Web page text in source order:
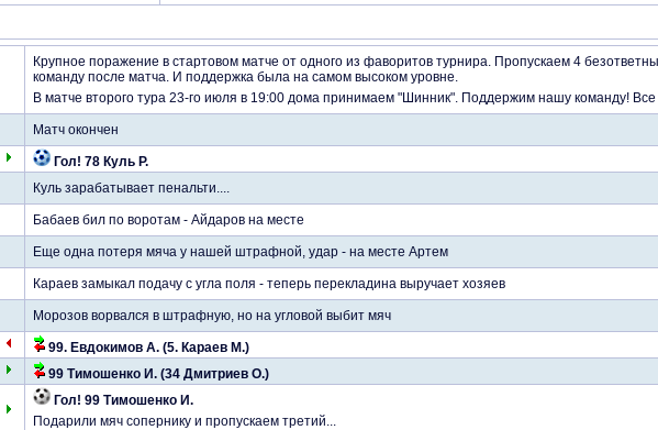
Крупное поражение в стартовом матче от одного из фаворитов турнира. Пропускаем 4
команду после матча. И поддержка была на самом высоком уровне.
В матче второго тура 23-го июля в 19:00 дома принимаем "Шинник". Поддержим нашу команду!
Матч окончен
Гол! 78 Куль Р.
Куль зарабатывает пенальти....
Бабаев бил по воротам - Айдаров на месте
Еще одна потеря мяча у нашей штрафной, удар - на месте Артем
Караев замыкал подачу с угла поля - теперь перекладина выручает хозяев
Морозов ворвался в штрафную, но на угловой выбит мяч
99. Евдокимов А. (5. Караев М.)
99 Тимошенко И. (34 Дмитриев О.)
Гол! 99 Тимошенко И.
Подарили мяч сопернику и пропускаем третий...